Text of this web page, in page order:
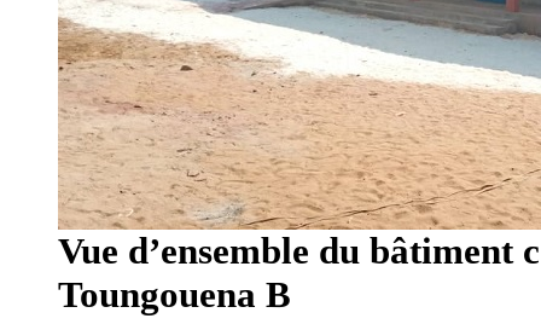
Vue d’ensemble du
Toungouena B